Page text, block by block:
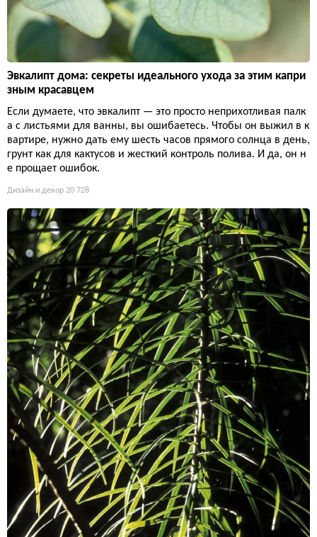
Эвкалипт дома: секреты идеального ухода за этим капри
зным красавцем
Если думаете, что эвкалипт — это просто неприхотливая палк
а с листьями для ванны, вы ошибаетесь. Чтобы он выжил в к
вартире, нужно дать ему шесть часов прямого солнца в день,
грунт как для кактусов и жесткий контроль полива. И да, он н
е прощает ошибок.
Дизайн и декор 20 728